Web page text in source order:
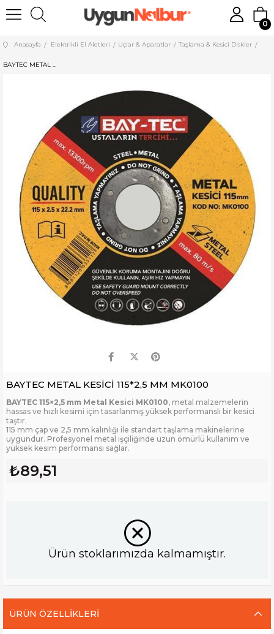
0
Anasayfa Elektrikli El Aletleri Uçlar & Aparatlar Taşlama & Kesici Diskler
BAYTEC METAL KESİCİ 115*2,5 MM MK0100
BAYTEC METAL KESİCİ 115*2,5 MM MK0100
BAYTEC 115×2,5 mm Metal Kesici MK0100, metal malzemelerin
hassas ve hızlı kesimi için tasarlanmış yüksek performanslı bir kesici
taştır.
115 mm çap ve 2,5 mm kalınlığı ile standart taşlama makinelerine
uygundur. Profesyonel metal işçiliğinde uzun ömürlü kullanım ve
yüksek kesim performansı sağlar.
₺89,51
Ürün stoklarımızda kalmamıştır.
ÜRÜN ÖZELLIKLERI